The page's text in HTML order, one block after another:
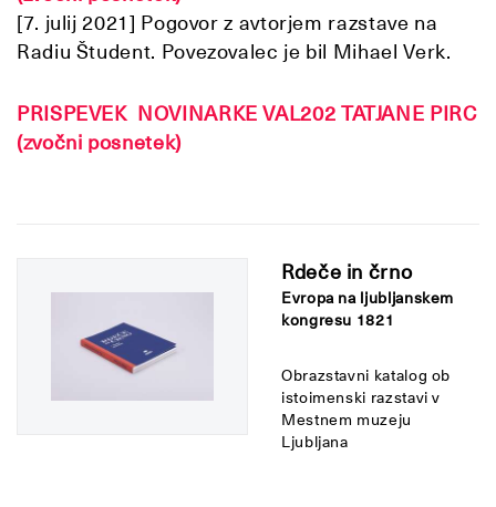
[7. julij 2021] Pogovor z avtorjem razstave na
Radiu Študent. Povezovalec je bil Mihael Verk.
PRISPEVEK NOVINARKE VAL202 TATJANE PIRC
(zvočni posnetek)
Rdeče in črno
Evropa na ljubljanskem
kongresu 1821
Obrazstavni katalog ob
istoimenski razstavi v
Mestnem muzeju
Ljubljana